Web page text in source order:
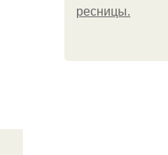
ресницы.